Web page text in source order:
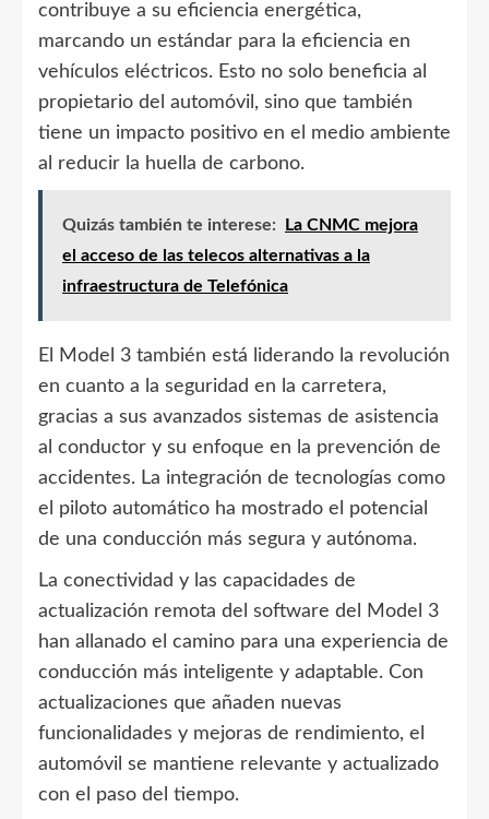
contribuye a su eficiencia energética,
marcando un estándar para la eficiencia en
vehículos eléctricos. Esto no solo beneficia al
propietario del automóvil, sino que también
tiene un impacto positivo en el medio ambiente
al reducir la huella de carbono.
Quizás también te interese:
La CNMC mejora
el acceso de las telecos alternativas a la
infraestructura de Telefónica
El Model 3 también está liderando la revolución
en cuanto a la seguridad en la carretera,
gracias a sus avanzados sistemas de asistencia
al conductor y su enfoque en la prevención de
accidentes. La integración de tecnologías como
el piloto automático ha mostrado el potencial
de una conducción más segura y autónoma.
La conectividad y las capacidades de
actualización remota del software del Model 3
han allanado el camino para una experiencia de
conducción más inteligente y adaptable. Con
actualizaciones que añaden nuevas
funcionalidades y mejoras de rendimiento, el
automóvil se mantiene relevante y actualizado
con el paso del tiempo.